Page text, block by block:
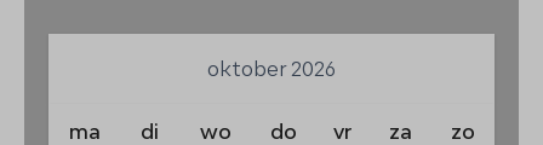
oktober 2026
ma di wo do vr za zo